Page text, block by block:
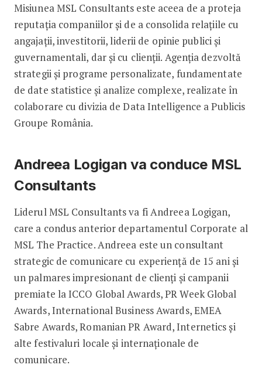
Misiunea MSL Consultants este aceea de a proteja
reputația companiilor și de a consolida relațiile cu
angajații, investitorii, liderii de opinie publici și
guvernamentali, dar și cu clienții. Agenția dezvoltă
strategii și programe personalizate, fundamentate
de date statistice și analize complexe, realizate în
colaborare cu divizia de Data Intelligence a Publicis
Groupe România.
Andreea Logigan va conduce MSL
Consultants
Liderul MSL Consultants va fi Andreea Logigan,
care a condus anterior departamentul Corporate al
MSL The Practice. Andreea este un consultant
strategic de comunicare cu experiență de 15 ani și
un palmares impresionant de clienți și campanii
premiate la ICCO Global Awards, PR Week Global
Awards, International Business Awards, EMEA
Sabre Awards, Romanian PR Award, Internetics și
alte festivaluri locale și internaționale de
comunicare.